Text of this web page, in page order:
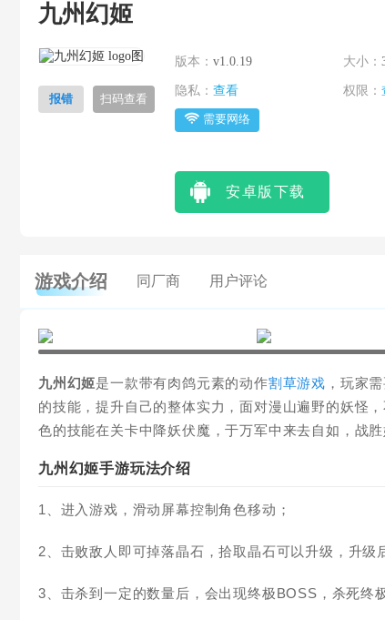
九州幻姬
报错 扫码查看
版本： v1.0.19 大小：
隐私： 查看 权限：
需要网络
安卓版下载
游戏介绍 同厂商 用户评论
九州幻姬是一款带有肉鸽元素的动作割草游戏 ，玩家
的技能，提升自己的整体实力，面对漫山遍野的妖怪
色的技能在关卡中降妖伏魔，于万军中来去自如，战胜
九州幻姬手游玩法介绍
1、进入游戏，滑动屏幕控制角色移动；
2、击败敌人即可掉落晶石，拾取晶石可以升级，升级
3、击杀到一定的数量后，会出现终极BOSS，杀死终